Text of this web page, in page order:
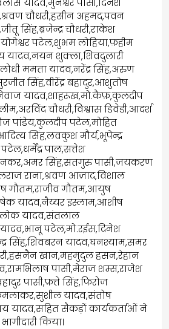
यादव,मुनेश्वर पासी,दिनेश
चौधरी,हसीन अहमद,पवन
सिंह,ब्रजेन्द्र चौधरी,राकेश
पटेल,शुभम लोहिया,फ़हीम
शुक्ला,शिवदुलारी
ममता यादव,नरेंद्र सिंह,अरुण
सिंह,वीरेंद्र बहादुर,आशुतोष
यादव,शाहरूख,मो.कैफ़,कुलदीप
चौधरी,विश्वास डिवेडी,आदर्श
पांडेय,कुलदीप पटेल,मोहित
सिंह,लवकुश मौर्य,भूपेन्द्र
पाल,सत्तेश
सिंह,सतगुरु पासी,जयकरण
राना,श्रवण आज़ाद,विशाल
गौतम,राजीव गौतम,आयुष
यादव,नैय्यर इस्लाम,आशीष
यादव,संतलाल
पटेल,मो.रईस,दिनेश
सिंह,शिवबरन यादव,घनश्याम,समर
खान,महमुदुल हसन,रेहान
पासी,मेराज शम्स,राजेश
पासी,फ़त्ते सिंह,फिरोज
यादव,संतोष
यादव,सहित सैकड़ों कार्यकर्ताओं ने
किया।